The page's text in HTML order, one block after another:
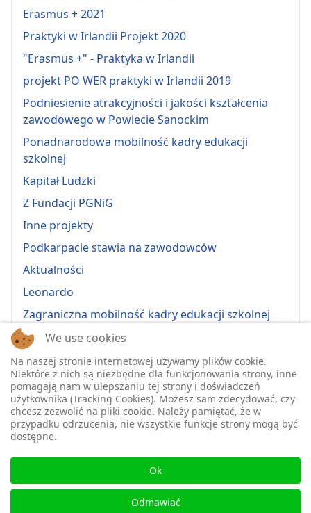
Erasmus + 2021
Praktyki w Irlandii Projekt 2020
"Erasmus +" - Praktyka w Irlandii
projekt PO WER praktyki w Irlandii 2019
Podniesienie atrakcyjności i jakości kształcenia
zawodowego w Powiecie Sanockim
Ponadnarodowa mobilność kadry edukacji
szkolnej
Kapitał Ludzki
Z Fundacji PGNiG
Inne projekty
Podkarpacie stawia na zawodowców
Aktualności
Leonardo
Zagraniczna mobilność kadry edukacji szkolnej
Erasmus+ 2022-1-PL01-KA121-VET-000064815
Erasmus + 2022-1-PL01-KA121-SCH-000064635
Erasmus + 2023-1-PL01-KA121-SCH-000135484
Erasmus + 2023-1-PL01-KA121-VET-000139220
ERASMUS+ 2024-1-PL01-KA121-VET-000224230
Erasmus+ 2024-1-PL01-KA121-SCH-000218148
Erasmus+ 2025-1-PL01-KA121-SCH-000333157
2025-1-PL01-KA121-VET-000326447
We use cookies
Na naszej stronie internetowej używamy plików cookie.
Niektóre z nich są niezbędne dla funkcjonowania strony, inne
pomagają nam w ulepszaniu tej strony i doświadczeń
użytkownika (Tracking Cookies). Możesz sam zdecydować, czy
chcesz zezwolić na pliki cookie. Należy pamiętać, że w
przypadku odrzucenia, nie wszystkie funkcje strony mogą być
dostępne.
Ok
Odmawiać